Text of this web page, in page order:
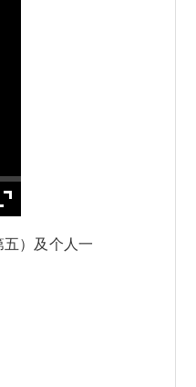
）及个人一